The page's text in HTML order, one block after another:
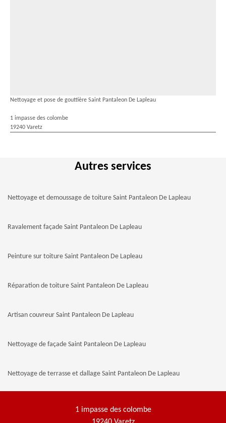
Nettoyage et pose de gouttière Saint Pantaleon De Lapleau
1 impasse des colombe
19240 Varetz
Autres services
Nettoyage et demoussage de toiture Saint Pantaleon De Lapleau
Ravalement façade Saint Pantaleon De Lapleau
Peinture sur toiture Saint Pantaleon De Lapleau
Réparation de toiture Saint Pantaleon De Lapleau
Artisan couvreur Saint Pantaleon De Lapleau
Nettoyage de façade Saint Pantaleon De Lapleau
Nettoyage de terrasse et dallage Saint Pantaleon De Lapleau
1 impasse des colombe